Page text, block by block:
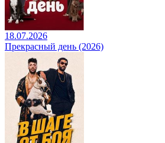
18.07.2026
Прекрасный день (2026)